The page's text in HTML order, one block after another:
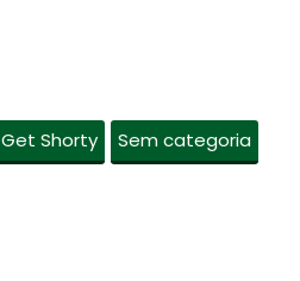
Get Shorty Sem categoria